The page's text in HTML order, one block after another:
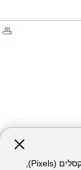
אתר זה עושה שימוש בקבצי עוגיות (Cookies) ובטכנולוגיות דומות, לרבות פיקסלים (Pixels),